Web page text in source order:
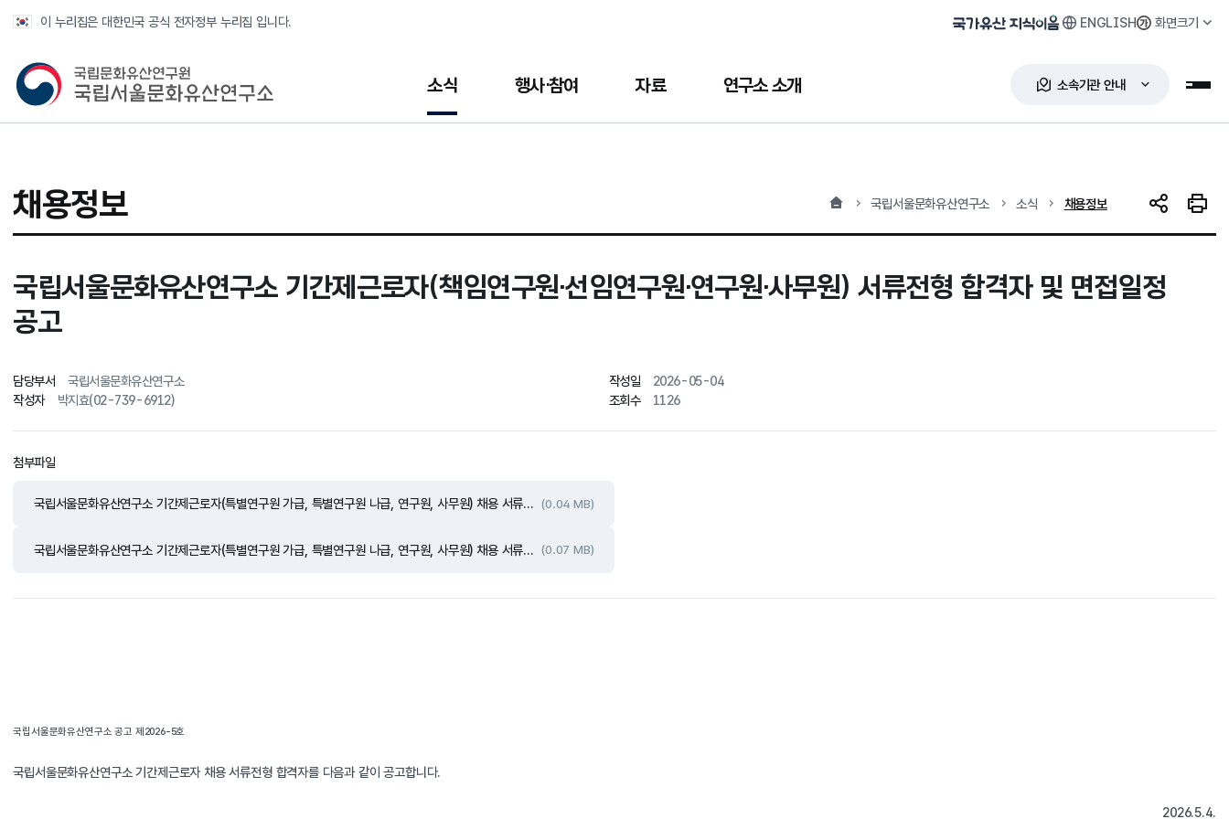
이 누리집은 대한민국 공식 전자정부 누리집 입니다.
국가유산 지식이음 ENGLISH 화면크기
국가유산청 국립서울문화유산연구소 소식 행사·참여 자료 연구소 소개 소속기관 안내 누리
채용정보 홈 국립서울문화유산연구소 소식 현재 위치
채용정보 SNS 공유인쇄
국립서울문화유산연구소 기간제근로자(책임연구원·선임연구원·연구원·사무원) 서류전형 합격자 및 면접일정
공고
담당부서 국립서울문화유산연구소 작성일
2026-05-04
작성자
박지효(02-739-6912) 조회수 1126
첨부파일
국립서울문화유산연구소 기간제근로자(특별연구원 가급, 특별연구원 나급, 연구원, 사무원) 채용 서류전형 합격자 및 면접일정 공고.hwpx (0.04 MB)
국립서울문화유산연구소 기간제근로자(특별연구원 가급, 특별연구원 나급, 연구원, 사무원) 채용 서류전형 합격자 및 면접일정 공고.pdf (0.07 MB)
국립서울문화유산연구소 공고 제2026-5호
국립서울문화유산연구소 기간제근로자 채용 서류전형 합격자를 다음과 같이 공고합니다.
2026.5.4.